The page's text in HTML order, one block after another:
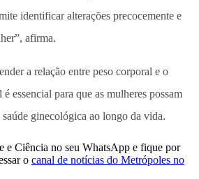
identificar alterações precocemente e
afirma.
a relação entre peso corporal e o
essencial para que as mulheres possam
ginecológica ao longo da vida.
e Ciência no seu WhatsApp e fique por
o canal de notícias do Metrópoles no